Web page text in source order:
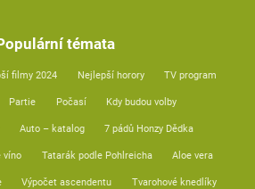
témata
filmy 2024 Nejlepší horory TV program
Partie Počasí Kdy budou volby
Auto – katalog 7 pádů Honzy Dědka
víno Tatarák podle Pohlreicha Aloe vera
Výpočet ascendentu Tvarohové knedlíky